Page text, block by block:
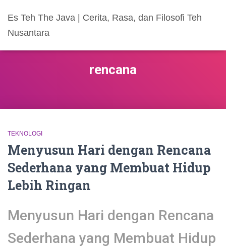
Es Teh The Java | Cerita, Rasa, dan Filosofi Teh
Nusantara
rencana
TEKNOLOGI
Menyusun Hari dengan Rencana
Sederhana yang Membuat Hidup
Lebih Ringan
Menyusun Hari dengan Rencana
Sederhana yang Membuat Hidup